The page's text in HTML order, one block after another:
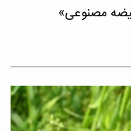
مصنوعی»